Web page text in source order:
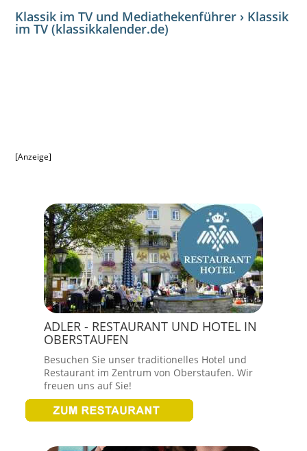
Klassik im TV und Mediathekenführer › Klassik
im TV (klassikkalender.de)
[Anzeige]
ADLER - RESTAURANT UND HOTEL IN
OBERSTAUFEN
Besuchen Sie unser traditionelles Hotel und
Restaurant im Zentrum von Oberstaufen. Wir
freuen uns auf Sie!